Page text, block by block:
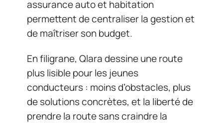
assurance auto et habitation
permettent de centraliser la gestion et
de maîtriser son budget.
En filigrane, Qlara dessine une route
plus lisible pour les jeunes
conducteurs : moins d’obstacles, plus
de solutions concrètes, et la liberté de
prendre la route sans craindre la